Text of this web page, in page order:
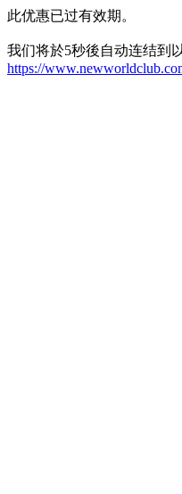
此优惠已过有效期。
我们将於5秒後自动连结到
https://